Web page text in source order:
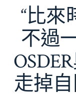
“比來
不過
走掉